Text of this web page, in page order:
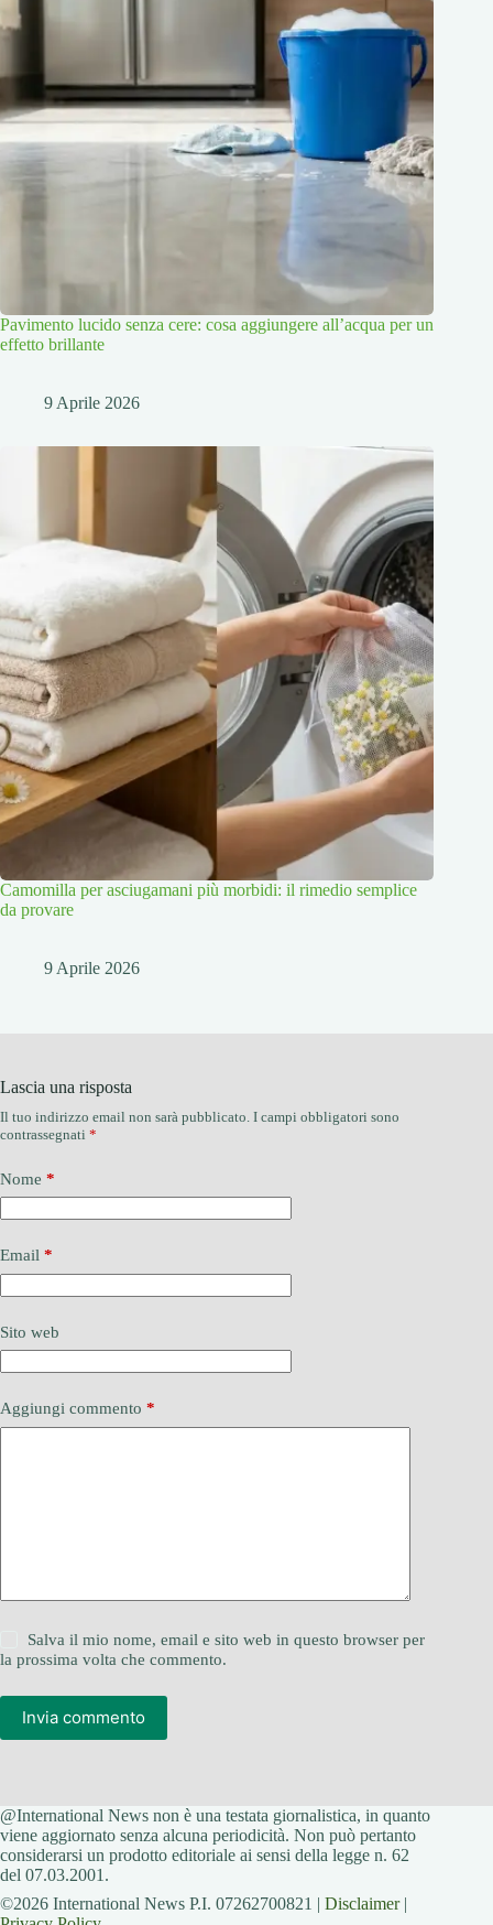
Pavimento lucido senza cere: cosa aggiungere all’acqua per un
effetto brillante
9 Aprile 2026
Camomilla per asciugamani più morbidi: il rimedio semplice
da provare
9 Aprile 2026
Lascia una risposta
Il tuo indirizzo email non sarà pubblicato. I campi obbligatori sono
contrassegnati *
Nome *
Email *
Sito web
Aggiungi commento *
Salva il mio nome, email e sito web in questo browser per
la prossima volta che commento.
Invia commento
@International News non è una testata giornalistica, in quanto
viene aggiornato senza alcuna periodicità. Non può pertanto
considerarsi un prodotto editoriale ai sensi della legge n. 62
del 07.03.2001.
©2026 International News P.I. 07262700821 | Disclaimer|